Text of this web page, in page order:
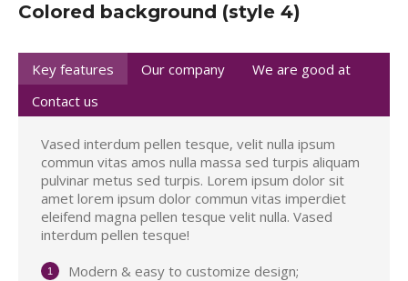
Colored background (style 4)
Key features Our company
We are good at
Contact us
Vased interdum pellen tesque, velit nulla ipsum
commun vitas amos nulla massa sed turpis aliquam
pulvinar metus sed turpis. Lorem ipsum dolor sit
amet lorem ipsum dolor commun vitas imperdiet
eleifend magna pellen tesque velit nulla. Vased
interdum pellen tesque!
Modern & easy to customize design;